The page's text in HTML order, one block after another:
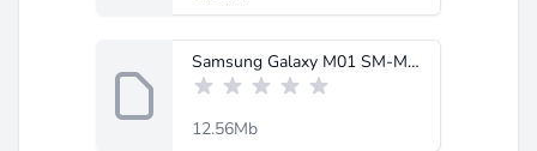
Samsung Galaxy M01 SM-M015F schematics-MobileRdx.com.rar
12.56Mb